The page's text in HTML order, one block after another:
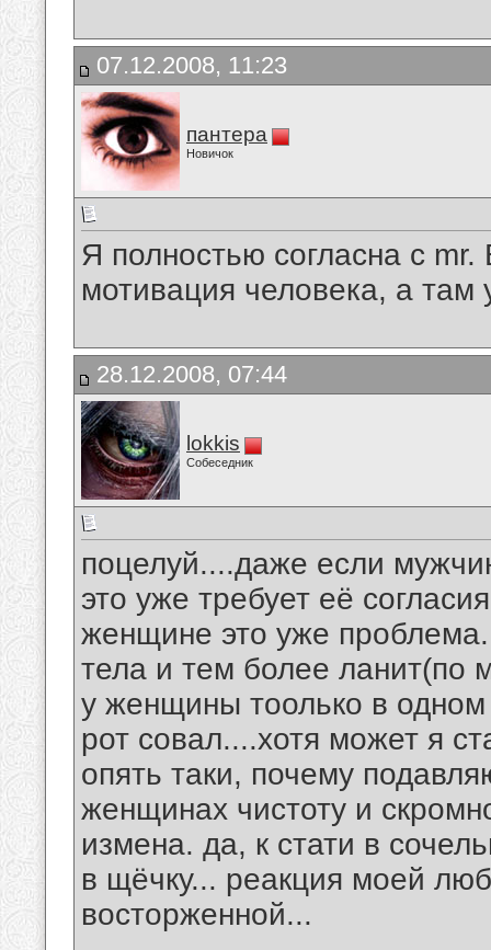
07.12.2008, 11:23
пантера
Новичок
Я полностью согласна с
мотивация человека, а там
28.12.2008, 07:44
lokkis
Собеседник
поцелуй....даже если
это уже требует её
женщине это уже
тела и тем более ланит(по
у женщины тоолько в
рот совал....хотя может я
опять таки, почему
женщинах чистоту и
измена. да, к стати в
в щёчку... реакция моей
восторженной...